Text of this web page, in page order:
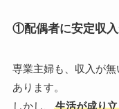
①配偶者に安定収入
専業主婦も、収入が
あります。
しかし、
生活が成り